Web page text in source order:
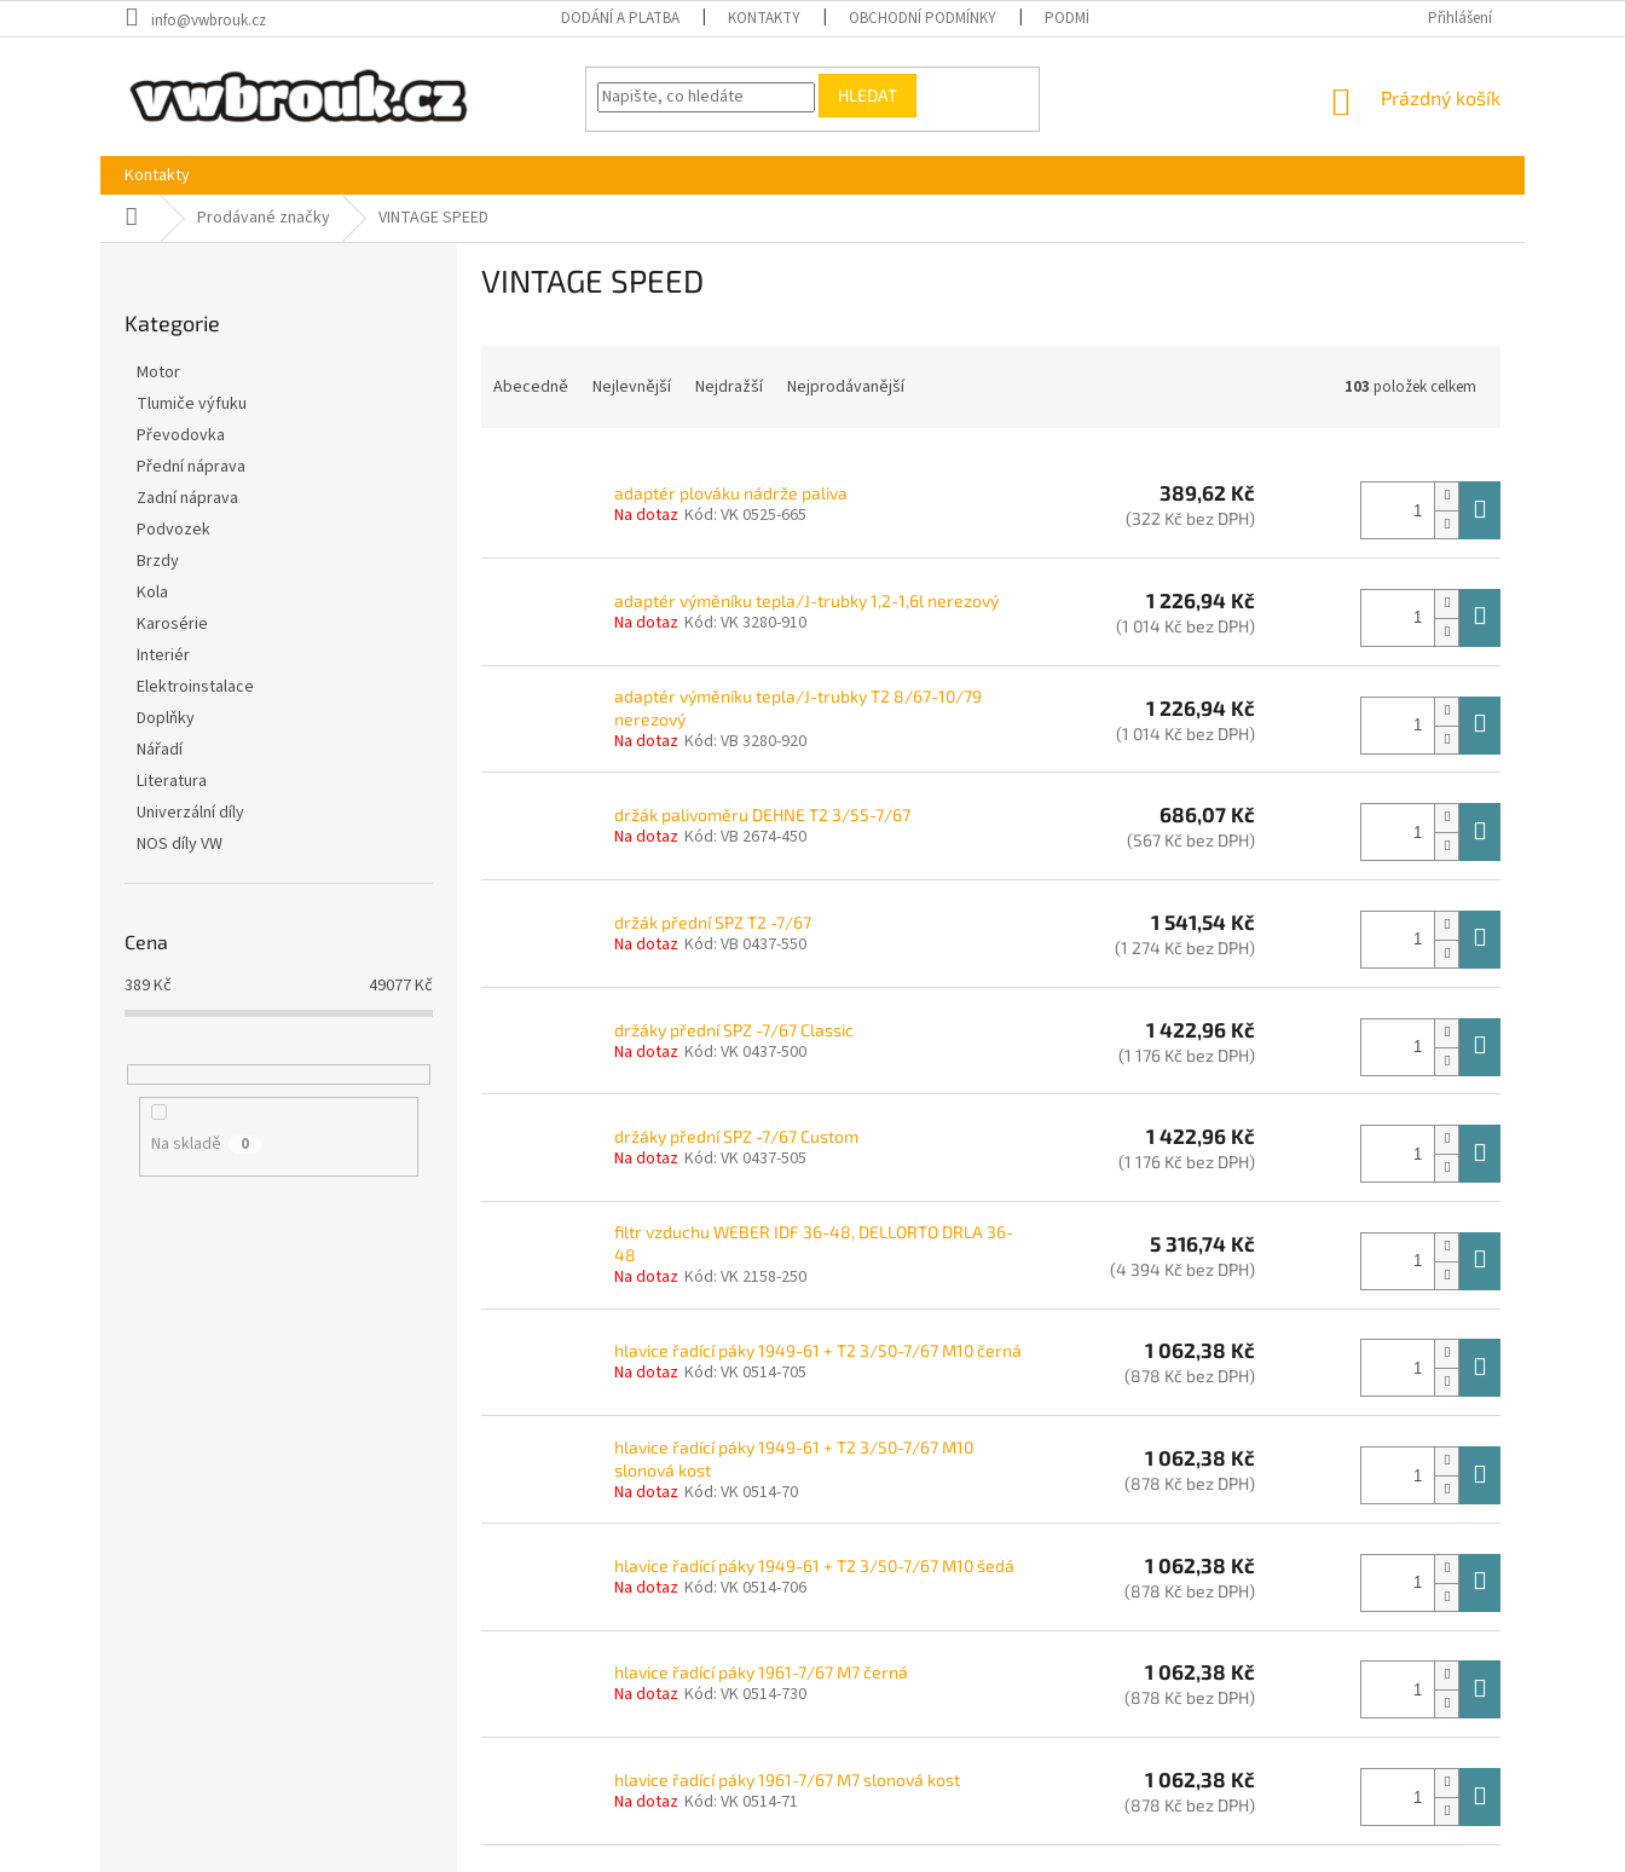
na
info@vwbrouk.cz DODÁNÍ A PLATBA KONTAKTY OBCHODNÍ PODMÍNKY PODMÍNKY OCHRANY OSOBNÍCH ÚDAJŮ Přihlášení
HLEDAT
NÁKUPNÍ
Prázdný košík
Kontakty
Domů Prodávané značky VINTAGE SPEED
kategorie
Kategorie
Motor
Tlumiče výfuku
Převodovka
Přední náprava
Zadní náprava
Podvozek
Brzdy
Kola
Karosérie
Interiér
Elektroinstalace
Doplňky
Nářadí
Literatura
Univerzální díly
NOS díly VW
Cena
389Kč 49077Kč
Na skladě 0
VINTAGE SPEED
Abecedně Nejlevnější Nejdražší Nejprodávanější 103 položek celkem
adaptér plováku nádrže paliva
Na dotaz Kód: VK 0525-665
389,62 Kč
(322 Kč bez DPH)
adaptér výměníku tepla/J-trubky 1,2-1,6l nerezový
Na dotaz Kód: VK 3280-910
1 226,94 Kč
(1 014 Kč bez DPH)
adaptér výměníku tepla/J-trubky T2 8/67-10/79
nerezový
Na dotaz Kód: VB 3280-920
1 226,94 Kč
(1 014 Kč bez DPH)
držák palivoměru DEHNE T2 3/55-7/67
Na dotaz Kód: VB 2674-450
686,07 Kč
(567 Kč bez DPH)
držák přední SPZ T2 -7/67
Na dotaz Kód: VB 0437-550
1 541,54 Kč
(1 274 Kč bez DPH)
držáky přední SPZ -7/67 Classic
Na dotaz Kód: VK 0437-500
1 422,96 Kč
(1 176 Kč bez DPH)
držáky přední SPZ -7/67 Custom
Na dotaz Kód: VK 0437-505
1 422,96 Kč
(1 176 Kč bez DPH)
filtr vzduchu WEBER IDF 36-48, DELLORTO DRLA 36-
48
Na dotaz Kód: VK 2158-250
5 316,74 Kč
(4 394 Kč bez DPH)
hlavice řadící páky 1949-61 + T2 3/50-7/67 M10 černá
Na dotaz Kód: VK 0514-705
1 062,38 Kč
(878 Kč bez DPH)
hlavice řadící páky 1949-61 + T2 3/50-7/67 M10
slonová kost
Na dotaz Kód: VK 0514-70
1 062,38 Kč
(878 Kč bez DPH)
hlavice řadící páky 1949-61 + T2 3/50-7/67 M10 šedá
Na dotaz Kód: VK 0514-706
1 062,38 Kč
(878 Kč bez DPH)
hlavice řadící páky 1961-7/67 M7 černá
Na dotaz Kód: VK 0514-730
1 062,38 Kč
(878 Kč bez DPH)
hlavice řadící páky 1961-7/67 M7 slonová kost
Na dotaz Kód: VK 0514-71
1 062,38 Kč
(878 Kč bez DPH)